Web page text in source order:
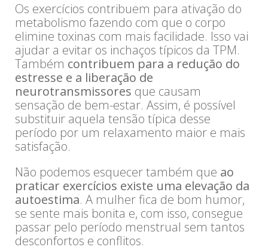
Os exercícios contribuem para ativação do
metabolismo fazendo com que o corpo
elimine toxinas com mais facilidade. Isso vai
ajudar a evitar os inchaços típicos da TPM.
Também contribuem para a redução do
estresse e a liberação de
neurotransmissores que causam
sensação de bem-estar. Assim, é possível
substituir aquela tensão típica desse
período por um relaxamento maior e mais
satisfação.
Não podemos esquecer também que ao
praticar exercícios existe uma elevação da
autoestima. A mulher fica de bom humor,
se sente mais bonita e, com isso, consegue
passar pelo período menstrual sem tantos
desconfortos e conflitos.